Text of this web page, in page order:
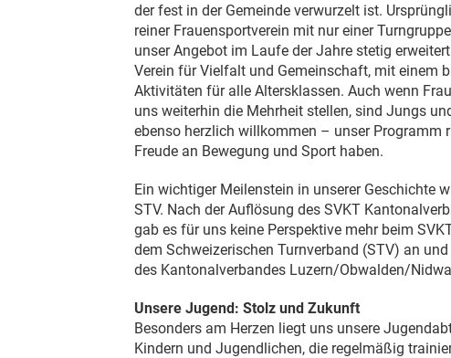
der fest in der Gemeinde verwurzelt ist.
reiner Frauensportverein mit nur einer
unser Angebot im Laufe der Jahre stetig
Verein für Vielfalt und Gemeinschaft, mit einem
Aktivitäten für alle Altersklassen. Auch wenn
uns weiterhin die Mehrheit stellen, sind Jungs
ebenso herzlich willkommen – unser Programm
Freude an Bewegung und Sport haben.
Ein wichtiger Meilenstein in unserer Geschichte
STV. Nach der Auflösung des SVKT
gab es für uns keine Perspektive mehr beim
dem Schweizerischen Turnverband (STV) an
des Kantonalverbandes Luzern/Obwalden/
Unsere Jugend: Stolz und Zukunft
Besonders am Herzen liegt uns unsere
Kindern und Jugendlichen, die regelmäßig